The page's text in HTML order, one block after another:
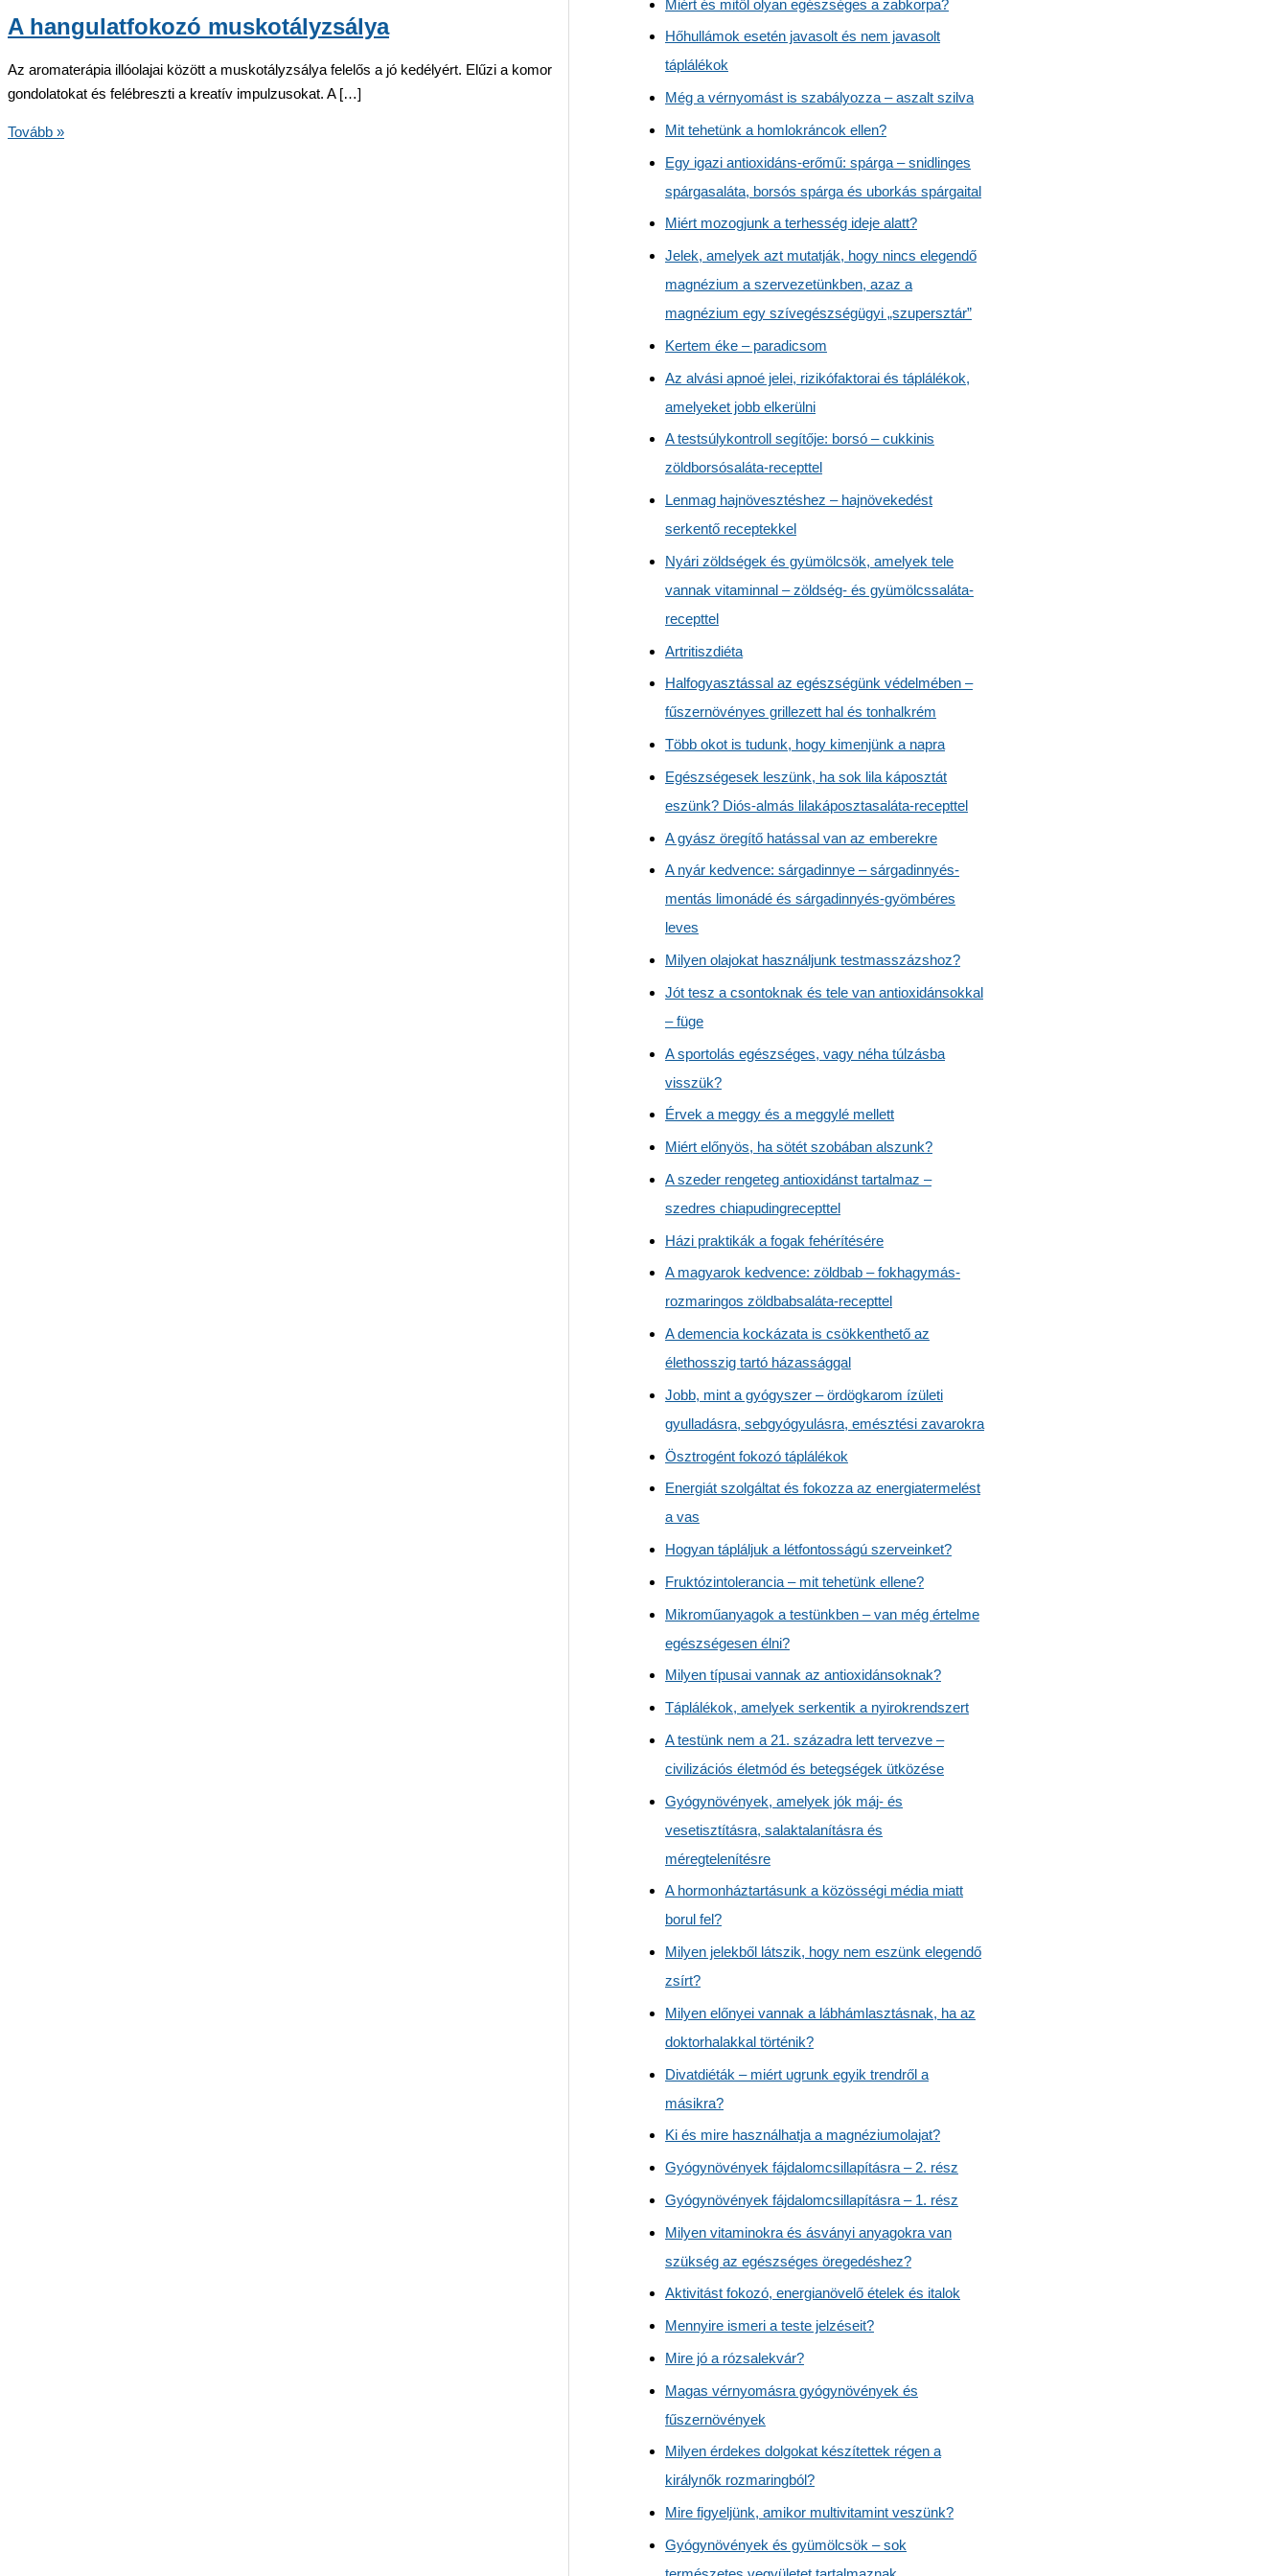
A hangulatfokozó muskotályzsálya
Az aromaterápia illóolajai között a muskotályzsálya felelős a jó kedélyért. Elűzi a komor
gondolatokat és felébreszti a kreatív impulzusokat. A […]
A
Tovább »
Miért és mitől olyan egészséges a zabkorpa?
Hőhullámok esetén javasolt és nem javasolt
táplálékok
Még a vérnyomást is szabályozza – aszalt szilva
Mit tehetünk a homlokráncok ellen?
Egy igazi antioxidáns-erőmű: spárga – snidlinges
spárgasaláta, borsós spárga és uborkás spárgaital
Miért mozogjunk a terhesség ideje alatt?
Jelek, amelyek azt mutatják, hogy nincs elegendő
magnézium a szervezetünkben, azaz a
magnézium egy szívegészségügyi „szupersztár”
Kertem éke – paradicsom
Az alvási apnoé jelei, rizikófaktorai és táplálékok,
amelyeket jobb elkerülni
A testsúlykontroll segítője: borsó – cukkinis
zöldborsósaláta-recepttel
Lenmag hajnövesztéshez – hajnövekedést
serkentő receptekkel
Nyári zöldségek és gyümölcsök, amelyek tele
vannak vitaminnal – zöldség- és gyümölcssaláta-
recepttel
Artritiszdiéta
Halfogyasztással az egészségünk védelmében –
fűszernövényes grillezett hal és tonhalkrém
Több okot is tudunk, hogy kimenjünk a napra
Egészségesek leszünk, ha sok lila káposztát
eszünk? Diós-almás lilakáposztasaláta-recepttel
A gyász öregítő hatással van az emberekre
A nyár kedvence: sárgadinnye – sárgadinnyés-
mentás limonádé és sárgadinnyés-gyömbéres
leves
Milyen olajokat használjunk testmasszázshoz?
Jót tesz a csontoknak és tele van antioxidánsokkal
– füge
A sportolás egészséges, vagy néha túlzásba
visszük?
Érvek a meggy és a meggylé mellett
Miért előnyös, ha sötét szobában alszunk?
A szeder rengeteg antioxidánst tartalmaz –
szedres chiapudingrecepttel
Házi praktikák a fogak fehérítésére
A magyarok kedvence: zöldbab – fokhagymás-
rozmaringos zöldbabsaláta-recepttel
A demencia kockázata is csökkenthető az
élethosszig tartó házassággal
Jobb, mint a gyógyszer – ördögkarom ízületi
gyulladásra, sebgyógyulásra, emésztési zavarokra
Ösztrogént fokozó táplálékok
Energiát szolgáltat és fokozza az energiatermelést
a vas
Hogyan tápláljuk a létfontosságú szerveinket?
Fruktózintolerancia – mit tehetünk ellene?
Mikroműanyagok a testünkben – van még értelme
egészségesen élni?
Milyen típusai vannak az antioxidánsoknak?
Táplálékok, amelyek serkentik a nyirokrendszert
A testünk nem a 21. századra lett tervezve –
civilizációs életmód és betegségek ütközése
Gyógynövények, amelyek jók máj- és
vesetisztításra, salaktalanításra és
méregtelenítésre
A hormonháztartásunk a közösségi média miatt
borul fel?
Milyen jelekből látszik, hogy nem eszünk elegendő
zsírt?
Milyen előnyei vannak a lábhámlasztásnak, ha az
doktorhalakkal történik?
Divatdiéták – miért ugrunk egyik trendről a
másikra?
Ki és mire használhatja a magnéziumolajat?
Gyógynövények fájdalomcsillapításra – 2. rész
Gyógynövények fájdalomcsillapításra – 1. rész
Milyen vitaminokra és ásványi anyagokra van
szükség az egészséges öregedéshez?
Aktivitást fokozó, energianövelő ételek és italok
Mennyire ismeri a teste jelzéseit?
Mire jó a rózsalekvár?
Magas vérnyomásra gyógynövények és
fűszernövények
Milyen érdekes dolgokat készítettek régen a
királynők rozmaringból?
Mire figyeljünk, amikor multivitamint veszünk?
Gyógynövények és gyümölcsök – sok